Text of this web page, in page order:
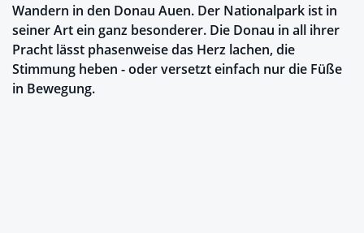
Wandern in den Donau Auen. Der Nationalpark ist in
seiner Art ein ganz besonderer. Die Donau in all ihrer
Pracht lässt phasenweise das Herz lachen, die
Stimmung heben - oder versetzt einfach nur die Füße
in Bewegung.